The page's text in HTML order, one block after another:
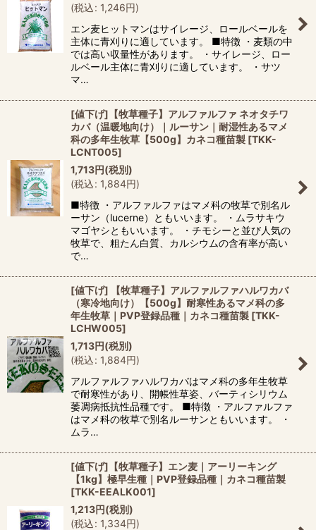
(税込: 1,246円)
エン麦ヒットマンはサイレージ、ロールベールを
主体に青刈りに適しています。 ■特徴 ・麦類の中
では高い収量性があります。 ・サイレージ、ロー
ルベール主体に青刈りに適しています。 ・サツ
マ…
[値下げ]【牧草種子】アルファルファ ネオタチワ
カバ（温暖地向け）｜ルーサン｜耐湿性あるマメ
科の多年生牧草【500g】カネコ種苗製 [TKK-
LCNT005]
1,713円(税別)
(税込: 1,884円)
■特徴 ・アルファルファはマメ科の牧草で別名ル
ーサン（lucerne）ともいいます。 ・ムラサキウ
マゴヤシともいいます。 ・チモシーと並び人気の
牧草で、粗たん白質、カルシウムの含有率が高い
で…
[値下げ] 【牧草種子】アルファルファハルワカバ
（寒冷地向け）【500g】耐寒性あるマメ科の多
年生牧草｜PVP登録品種｜カネコ種苗製 [TKK-
LCHW005]
1,713円(税別)
(税込: 1,884円)
アルファルファハルワカバはマメ科の多年生牧草
で耐寒性があり、開帳性草姿、バーティシリウム
萎凋病抵抗性品種です。 ■特徴 ・アルファルファ
はマメ科の牧草で別名ルーサンともいいます。 ・
ムラ…
[値下げ]【牧草種子】エン麦｜アーリーキング
【1kg】極早生種｜PVP登録品種｜カネコ種苗製
[TKK-EEALK001]
1,213円(税別)
(税込: 1,334円)